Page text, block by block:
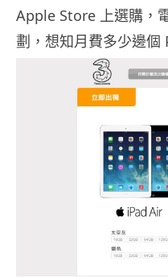
Apple Store 上選購，
劃，想知月費多少邊個